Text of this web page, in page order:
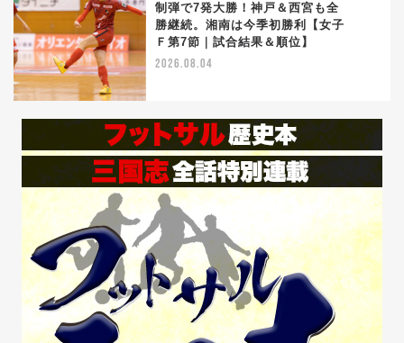
制弾で7発大勝！神戸＆西宮も全
勝継続。湘南は今季初勝利【女子
Ｆ第7節｜試合結果＆順位】
2026.08.04